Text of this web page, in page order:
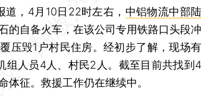
，4月10日22时左右， 中铝物流中部陆
的自备火车，在该公司专用铁路口头段冲
压毁1户村民住房。经初步了解，现场有
组人员4人、村民2人。截至目前共找到4
体征。救援工作仍在继续中。